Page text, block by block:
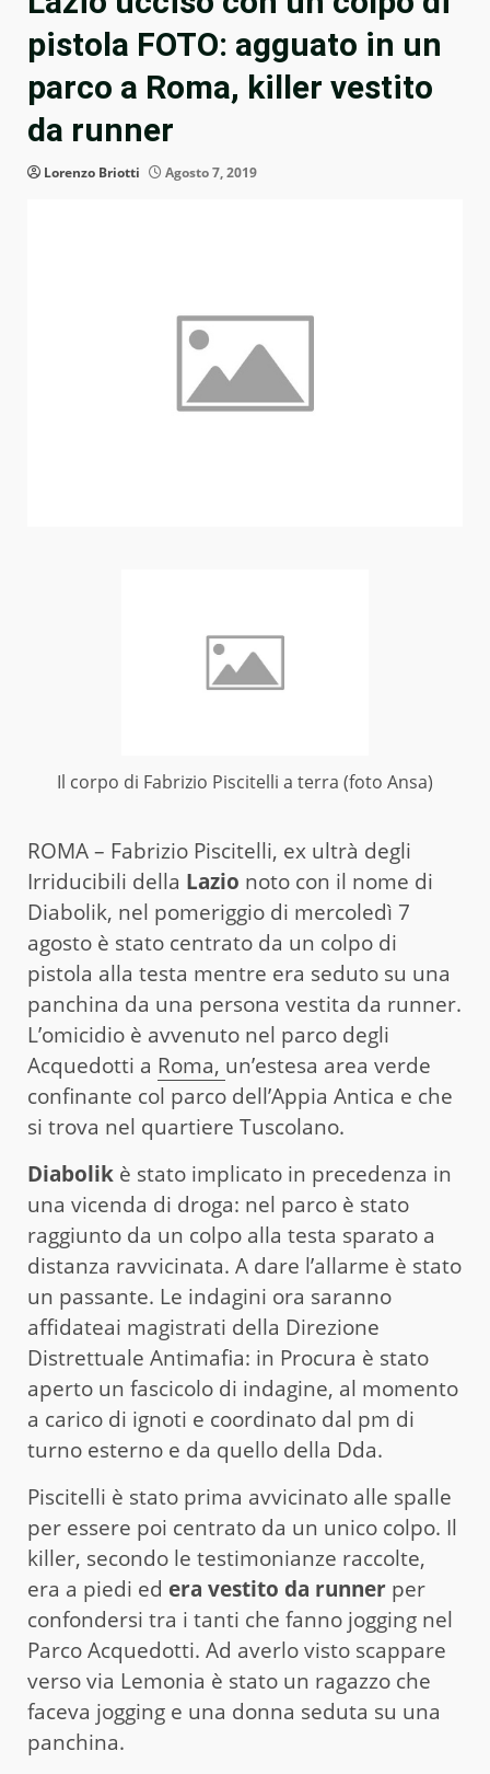
pistola FOTO: agguato in un
parco a Roma, killer vestito
da runner
Lorenzo Briotti Agosto 7, 2019
Il corpo di Fabrizio Piscitelli a terra (foto Ansa)
ROMA – Fabrizio Piscitelli, ex ultrà degli
Irriducibili della Lazio noto con il nome di
Diabolik, nel pomeriggio di mercoledì 7
agosto è stato centrato da un colpo di
pistola alla testa mentre era seduto su una
panchina da una persona vestita da runner.
L’omicidio è avvenuto nel parco degli
Acquedotti a Roma, un’estesa area verde
confinante col parco dell’Appia Antica e che
si trova nel quartiere Tuscolano.
Diabolik è stato implicato in precedenza in
una vicenda di droga: nel parco è stato
raggiunto da un colpo alla testa sparato a
distanza ravvicinata. A dare l’allarme è stato
un passante. Le indagini ora saranno
affidateai magistrati della Direzione
Distrettuale Antimafia: in Procura è stato
aperto un fascicolo di indagine, al momento
a carico di ignoti e coordinato dal pm di
turno esterno e da quello della Dda.
Piscitelli è stato prima avvicinato alle spalle
per essere poi centrato da un unico colpo. Il
killer, secondo le testimonianze raccolte,
era a piedi ed era vestito da runner per
confondersi tra i tanti che fanno jogging nel
Parco Acquedotti. Ad averlo visto scappare
verso via Lemonia è stato un ragazzo che
faceva jogging e una donna seduta su una
panchina.